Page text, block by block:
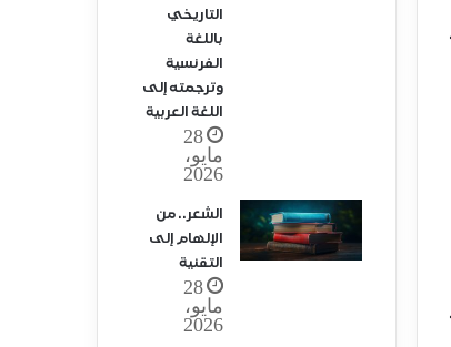
التاريخي
باللغة
الفرنسية
وترجمته إلى
اللغة العربية
28
مايو،
2026
الشعر.. من
الإلهام إلى
التقنية
28
مايو،
2026